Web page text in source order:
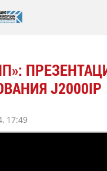
J2000IP
17:49